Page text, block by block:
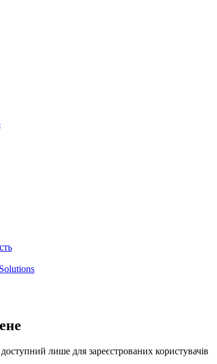
лише для зареєстрованих користувачів